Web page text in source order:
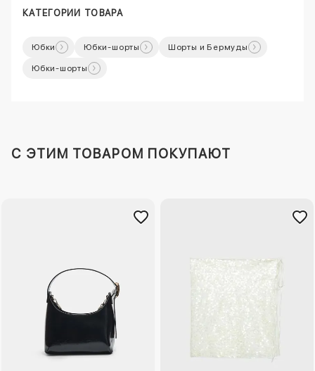
КАТЕГОРИИ ТОВАРА
Юбки Юбки-шорты Шорты и Бермуды
Юбки-шорты
C ЭТИМ ТОВАРОМ ПОКУПАЮТ